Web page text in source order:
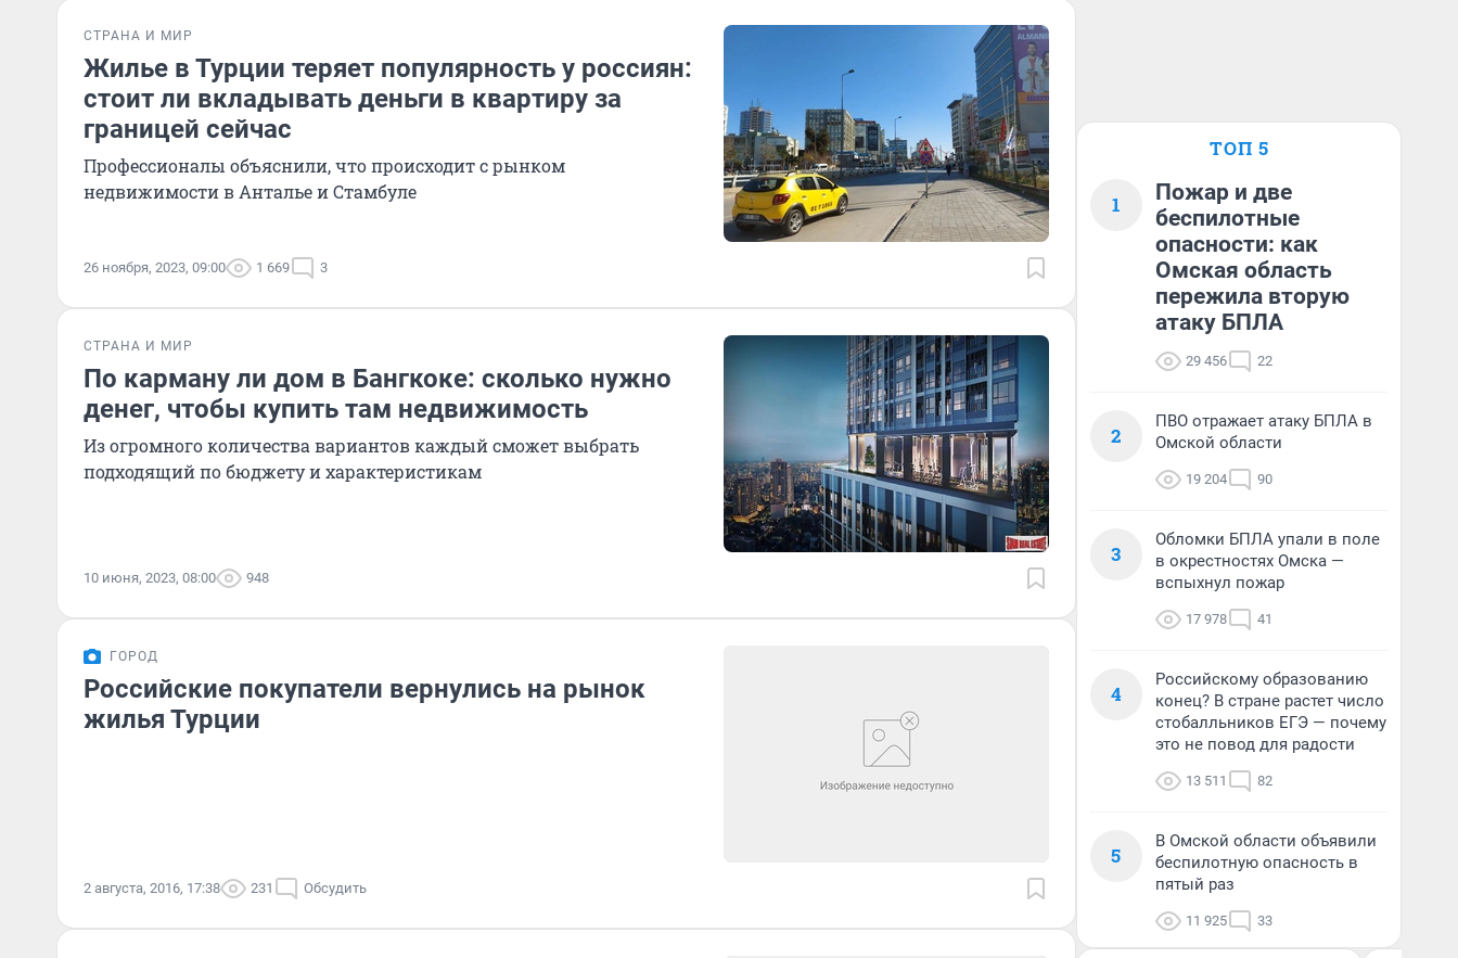
СТРАНА И МИР
Жилье в Турции теряет популярность у россиян:
стоит ли вкладывать деньги в квартиру за
границей сейчас
Профессионалы объяснили, что происходит с рынком
недвижимости в Анталье и Стамбуле
26 ноября, 2023, 09:00 1 669 3
СТРАНА И МИР
По карману ли дом в Бангкоке: сколько нужно
денег, чтобы купить там недвижимость
Из огромного количества вариантов каждый сможет выбрать
подходящий по бюджету и характеристикам
10 июня, 2023, 08:00 948
ГОРОД
Российские покупатели вернулись на рынок
жилья Турции
2 августа, 2016, 17:38 231 Обсудить
ТОП 5
1
Пожар и две
беспилотные
опасности: как
Омская область
пережила вторую
атаку БПЛА
29 456 22
2
ПВО отражает атаку БПЛА в
Омской области
19 204 90
3
Обломки БПЛА упали в поле
в окрестностях Омска —
вспыхнул пожар
17 978 41
4
Российскому образованию
конец? В стране растет число
стобалльников ЕГЭ — почему
это не повод для радости
13 511 82
5
В Омской области объявили
беспилотную опасность в
пятый раз
11 925 33